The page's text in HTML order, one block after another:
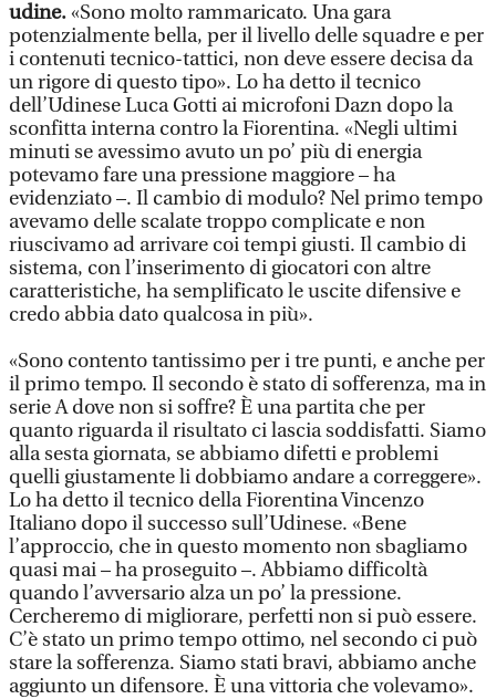
udine.«Sono molto rammaricato. Una gara
potenzialmente bella, per il livello delle squadre e per
i contenuti tecnico-tattici, non deve essere decisa da
un rigore di questo tipo». Lo ha detto il tecnico
dell’Udinese Luca Gotti ai microfoni Dazn dopo la
sconfitta interna contro la Fiorentina. «Negli ultimi
minuti se avessimo avuto un po’ più di energia
potevamo fare una pressione maggiore – ha
evidenziato –. Il cambio di modulo? Nel primo tempo
avevamo delle scalate troppo complicate e non
riuscivamo ad arrivare coi tempi giusti. Il cambio di
sistema, con l’inserimento di giocatori con altre
caratteristiche, ha semplificato le uscite difensive e
credo abbia dato qualcosa in più».
«Sono contento tantissimo per i tre punti, e anche per
il primo tempo. Il secondo è stato di sofferenza, ma in
serie A dove non si soffre? È una partita che per
quanto riguarda il risultato ci lascia soddisfatti. Siamo
alla sesta giornata, se abbiamo difetti e problemi
quelli giustamente li dobbiamo andare a correggere».
Lo ha detto il tecnico della Fiorentina Vincenzo
Italiano dopo il successo sull’Udinese. «Bene
l’approccio, che in questo momento non sbagliamo
quasi mai – ha proseguito –. Abbiamo difficoltà
quando l’avversario alza un po’ la pressione.
Cercheremo di migliorare, perfetti non si può essere.
C’è stato un primo tempo ottimo, nel secondo ci può
stare la sofferenza. Siamo stati bravi, abbiamo anche
aggiunto un difensore. È una vittoria che volevamo».